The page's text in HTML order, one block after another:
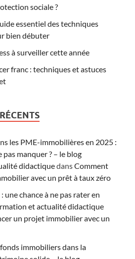
sociale ?
essentiel des techniques
bien débuter
à surveiller cette année
franc : techniques et astuces
les PME-immobilières en 2025 :
manquer ? – le blog
didactiquedansComment
avec un prêt à taux zéro
une chance à ne pas rater en
et actualité didactique
un projet immobilier avec un
immobiliers dans la